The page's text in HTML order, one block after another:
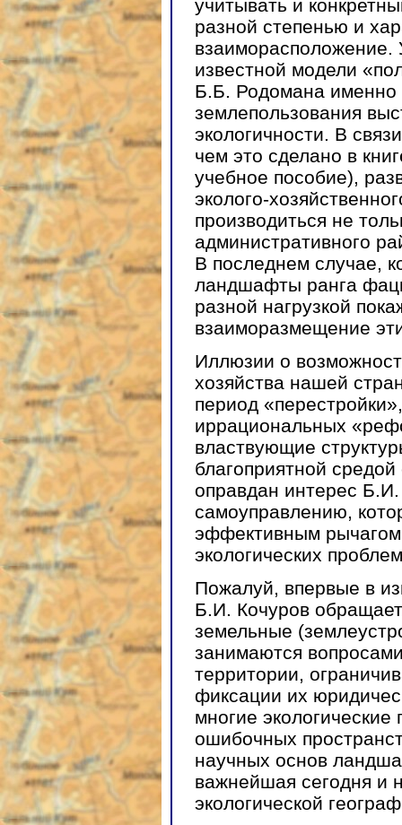
учитывать и
разной степенью и
взаиморасположение.
известной модели
Б.Б. Родомана именно
землепользования
экологичности. В
чем это сделано в
учебное пособие),
эколого-
производиться не
административного
В последнем случае,
ландшафты ранга
разной нагрузкой
взаиморазмещение
Иллюзии о
хозяйства нашей
период
иррациональных
властвующие
благоприятной
оправдан интерес
самоуправлению,
эффективным
экологических
Пожалуй, впервые в
Б.И. Кочуров
земельные
занимаются
территории,
фиксации их
многие
ошибочных
научных основ
важнейшая сегодня и
экологической